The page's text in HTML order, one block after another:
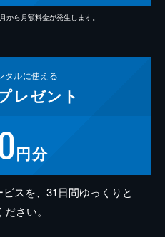
ら月額料金が発生します。
タルに使える
レゼント
円分
スを、31日間ゆっくりと
さい。